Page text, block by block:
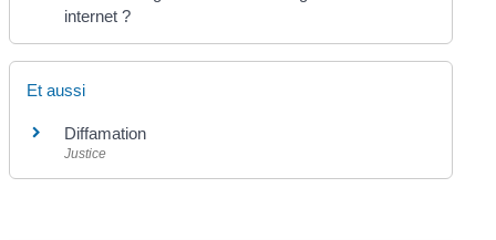
internet ?
Et aussi
Diffamation
Justice